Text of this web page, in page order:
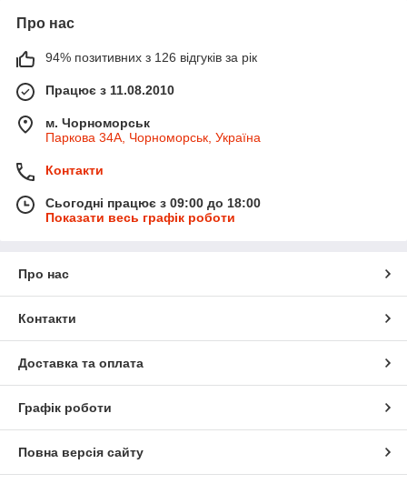
Про нас
94% позитивних з 126 відгуків за рік
Працює з 11.08.2010
м. Чорноморськ
Паркова 34А, Чорноморськ, Україна
Контакти
Сьогодні працює з 09:00 до 18:00
Показати весь графік роботи
Про нас
Контакти
Доставка та оплата
Графік роботи
Повна версія сайту